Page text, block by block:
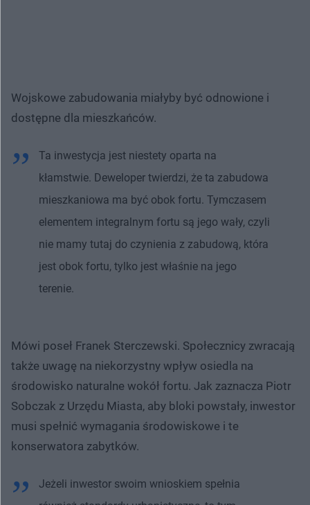
Wojskowe zabudowania miałyby być odnowione i
dostępne dla mieszkańców.
Ta inwestycja jest niestety oparta na
kłamstwie. Deweloper twierdzi, że ta zabudowa
mieszkaniowa ma być obok fortu. Tymczasem
elementem integralnym fortu są jego wały, czyli
nie mamy tutaj do czynienia z zabudową, która
jest obok fortu, tylko jest właśnie na jego
terenie.
Mówi poseł Franek Sterczewski. Społecznicy zwracają
także uwagę na niekorzystny wpływ osiedla na
środowisko naturalne wokół fortu. Jak zaznacza Piotr
Sobczak z Urzędu Miasta, aby bloki powstały, inwestor
musi spełnić wymagania środowiskowe i te
konserwatora zabytków.
Jeżeli inwestor swoim wnioskiem spełnia